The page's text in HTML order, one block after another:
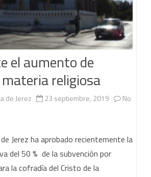
el aumento de
religiosa
de Jerez 23 septiembre, 2019
No
Jerez ha aprobado recientemente la
del 50 % de la subvención por
la cofradía del Cristo de la